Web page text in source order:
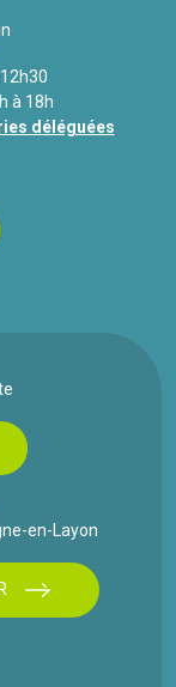
à 18h
déléguées
en-Layon